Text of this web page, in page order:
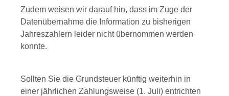
Zudem weisen wir darauf hin, dass im Zuge der
Datenübernahme die Information zu bisherigen
Jahreszahlern leider nicht übernommen werden
konnte.
Sollten Sie die Grundsteuer künftig weiterhin in
einer jährlichen Zahlungsweise (1. Juli) entrichten